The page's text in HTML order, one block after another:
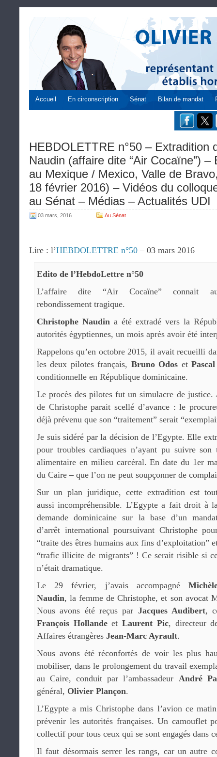
Accueil En circonscription Sénat Bilan de mandat
HEBDOLETTRE n°50 – Extradition
Naudin (affaire dite “Air Cocaïne”) –
au Mexique / Mexico, Valle de
18 février 2016) – Vidéos du
au Sénat – Médias – Actualités UDI
03 mars, 2016 Au Sénat
Lire : l’HEBDOLETTRE n°50 – 03 mars 2016
Edito de l’HebdoLettre n°50
L’affaire dite “Air Cocaïne” connait
rebondissement tragique.
Christophe Naudin a été extradé vers la
autorités égyptiennes, un mois après avoir été
Rappelons qu’en octobre 2015, il avait recueilli
les deux pilotes français, Bruno Odos et
conditionnelle en République dominicaine.
Le procès des pilotes fut un simulacre de
de Christophe parait scellé d’avance : le
déjà prévenu que son “traitement” serait
Je suis sidéré par la décision de l’Egypte. Elle
pour troubles cardiaques n’ayant pu suivre
alimentaire en milieu carcéral. En date du 1er
du Caire – que l’on ne peut soupçonner de
Sur un plan juridique, cette extradition est
aussi incompréhensible. L’Egypte a fait droit à
demande dominicaine sur la base d’un
d’arrêt international poursuivant Christophe
“traite des êtres humains aux fins d’exploitation”
“trafic illicite de migrants” ! Ce serait risible si
n’était dramatique.
Le 29 février, j’avais accompagné
Naudin, la femme de Christophe, et son avocat
Nous avons été reçus par Jacques Audibert,
François HollandeetLaurent Pic, directeur
Affaires étrangères Jean-Marc Ayrault.
Nous avons été réconfortés de voir les plus
mobiliser, dans le prolongement du travail
au Caire, conduit par l’ambassadeur André
général, Olivier Plançon.
L’Egypte a mis Christophe dans l’avion ce
prévenir les autorités françaises. Un camouflet
collectif pour tous ceux qui se sont engagés dans
Il faut désormais serrer les rangs, car un autre